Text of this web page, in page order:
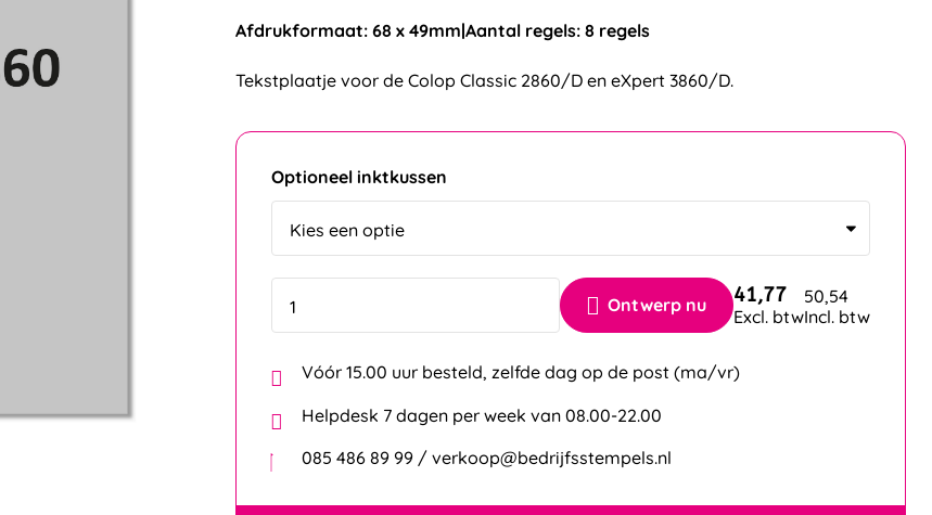
Afdrukformaat: 68 x 49mm Aantal regels: 8 regels
Tekstplaatje voor de Colop Classic 2860/D en eXpert 3860/D.
Optioneel inktkussen
Ontwerp nu 41,77
Excl. btw
50,54
Incl. btw
Vóór 15.00 uur besteld, zelfde dag op de post (ma/vr)
Helpdesk 7 dagen per week van 08.00-22.00
085 486 89 99 / verkoop@bedrijfsstempels.nl